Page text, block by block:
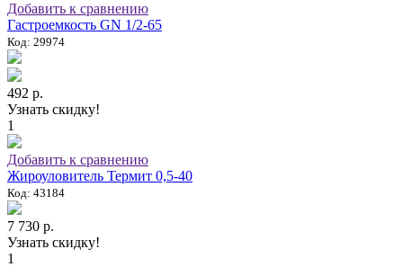
Добавить к сравнению
Гастроемкость GN 1/2-65
Код: 29974
492 р.
Узнать скидку!
1
Добавить к сравнению
Жироуловитель Термит 0,5-40
Код: 43184
7 730 р.
Узнать скидку!
1